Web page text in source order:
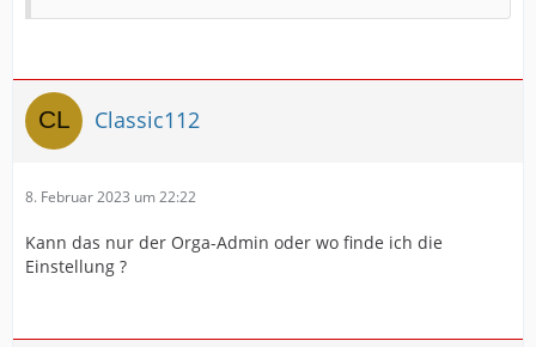
Classic112
8. Februar 2023 um 22:22
Kann das nur der Orga-Admin oder wo finde ich die
Einstellung ?